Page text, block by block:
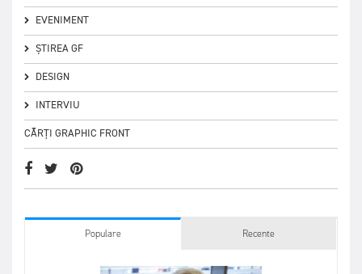
EVENIMENT
ȘTIREA GF
DESIGN
INTERVIU
CĂRȚI GRAPHIC FRONT
Populare Recente